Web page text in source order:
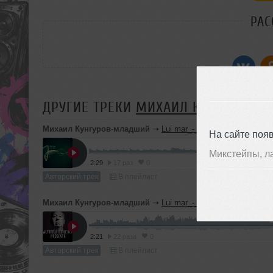
На сайте
Микстейпы,
ДРУГИЕ ТРЕКИ МИХАИЛ КУНГУРОВ-
Михаил Кунгуров-младший ➝ Lui mar_-_Stranger weather
2:29
Авторский трек
Михаил Кунгуров-младший ➝ Lui mar_-_Hitchcock
2:21
Авторский трек